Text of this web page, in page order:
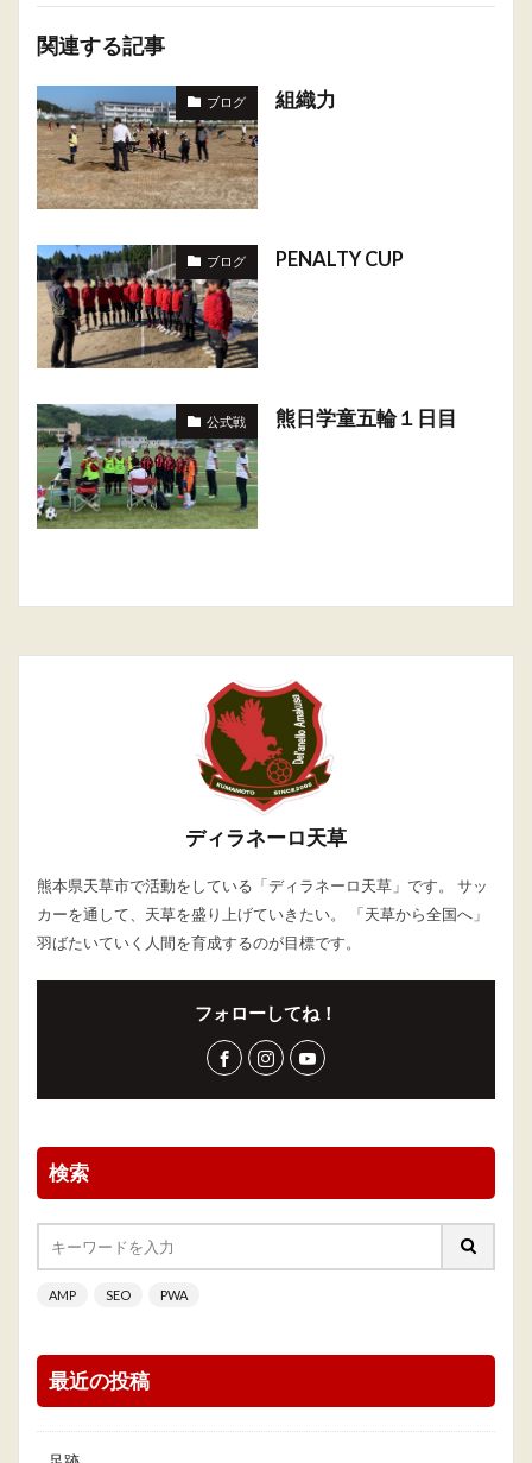
関連する記事
ブログ 組織力
ブログ PENALTY CUP
公式戦 熊日学童五輪１日目
ディラネーロ天草
熊本県天草市で活動をしている「ディラネーロ天草」です。 サッ
カーを通して、天草を盛り上げていきたい。 「天草から全国へ」
羽ばたいていく人間を育成するのが目標です。
フォローしてね！
検索
AMP SEO PWA
最近の投稿